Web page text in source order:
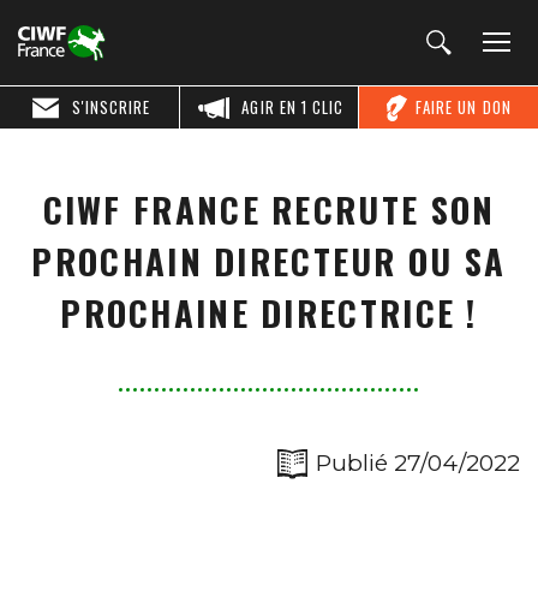
FAIRE UN DON
AGIR EN 1 CLIC
S'INSCRIRE
CIWF FRANCE RECRUTE SON
PROCHAIN DIRECTEUR OU SA
PROCHAINE DIRECTRICE !
Publié 27/04/2022